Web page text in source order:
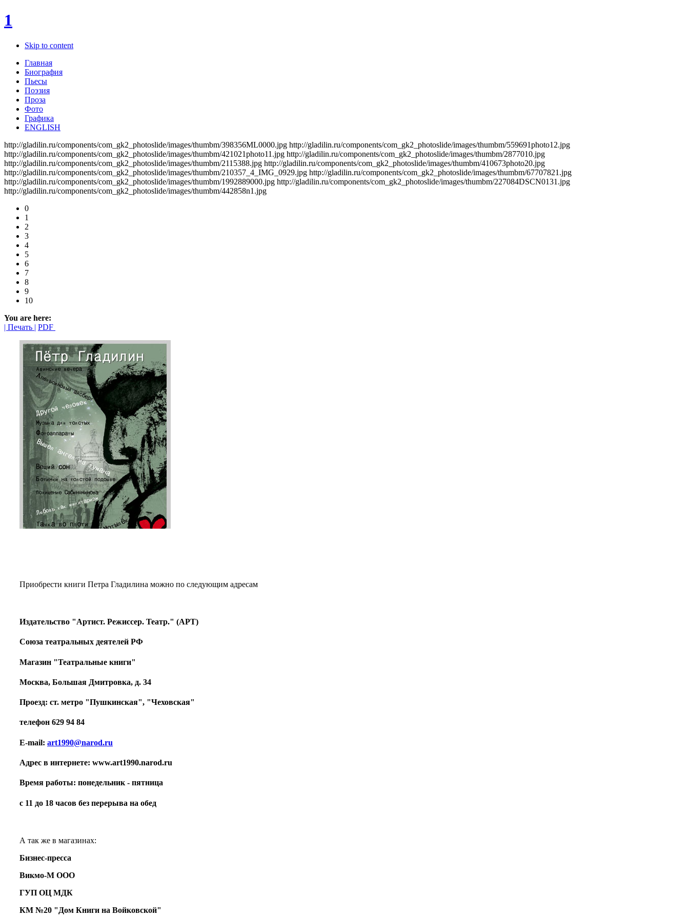
1
Skip to content
Главная
Биография
Пьесы
Поэзия
Проза
Фото
Графика
ENGLISH
http://gladilin.ru/components/com_gk2_photoslide/images/thumbm/398356ML0000.jpg http://gladilin.ru/components/com_gk2_photoslide/images/thumbm/559691photo12.jpg
http://gladilin.ru/components/com_gk2_photoslide/images/thumbm/421021photo11.jpg http://gladilin.ru/components/com_gk2_photoslide/images/thumbm/2877010.jpg
http://gladilin.ru/components/com_gk2_photoslide/images/thumbm/2115388.jpg http://gladilin.ru/components/com_gk2_photoslide/images/thumbm/410673photo20.jpg
http://gladilin.ru/components/com_gk2_photoslide/images/thumbm/210357_4_IMG_0929.jpg http://gladilin.ru/components/com_gk2_photoslide/images/thumbm/67707821.jpg
http://gladilin.ru/components/com_gk2_photoslide/images/thumbm/1992889000.jpg http://gladilin.ru/components/com_gk2_photoslide/images/thumbm/227084DSCN0131.jpg
http://gladilin.ru/components/com_gk2_photoslide/images/thumbm/442858n1.jpg
0
1
2
3
4
5
6
7
8
9
10
You are here:
| Печать | PDF
Приобрести книги Петра Гладилина можно по следующим адресам
Издательство "Артист. Режиссер. Театр." (АРТ)
Союза театральных деятелей РФ
Магазин "Театральные книги"
Москва, Большая Дмитровка, д. 34
Проезд: ст. метро "Пушкинская", "Чеховская"
телефон 629 94 84
E-mail: art1990@narod.ru
Адрес в интернете: www.art1990.narod.ru
Время работы: понедельник - пятница
с 11 до 18 часов без перерыва на обед
А так же в магазинах:
Бизнес-пресса
Викмо-М ООО
ГУП ОЦ МДК
КМ №20 "Дом Книги на Войковской"